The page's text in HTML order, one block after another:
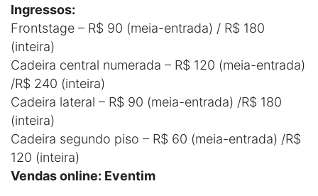
Ingressos:
Frontstage – R$ 90 (meia-entrada) / R$ 180
(inteira)
Cadeira central numerada – R$ 120 (meia-entrada)
/R$ 240 (inteira)
Cadeira lateral – R$ 90 (meia-entrada) /R$ 180
(inteira)
Cadeira segundo piso – R$ 60 (meia-entrada) /R$
120 (inteira)
Vendas online: Eventim